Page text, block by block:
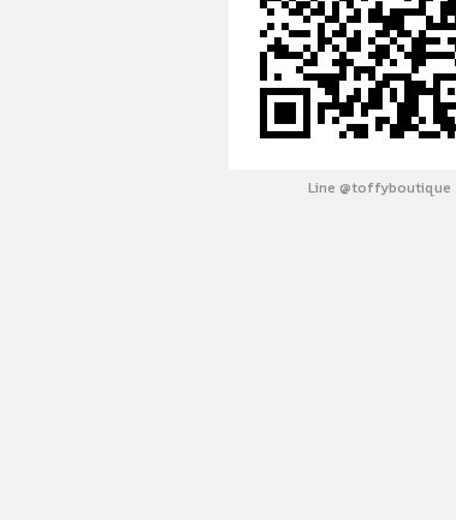
Line @toffyboutique